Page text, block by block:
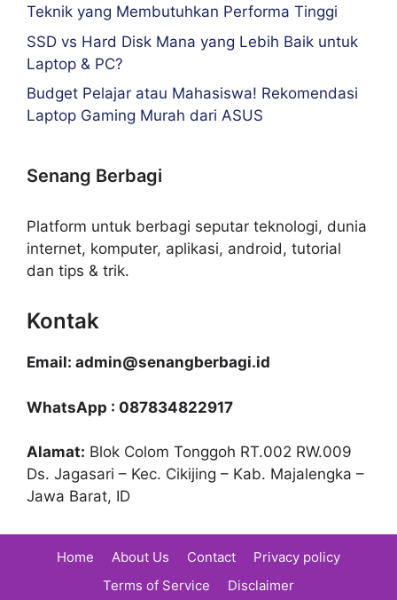
Teknik yang Membutuhkan Performa Tinggi
SSD vs Hard Disk Mana yang Lebih Baik untuk
Laptop & PC?
Budget Pelajar atau Mahasiswa! Rekomendasi
Laptop Gaming Murah dari ASUS
Senang Berbagi
Platform untuk berbagi seputar teknologi, dunia
internet, komputer, aplikasi, android, tutorial
dan tips & trik.
Kontak
Email: admin@senangberbagi.id
WhatsApp : 087834822917
Alamat: Blok Colom Tonggoh RT.002 RW.009
Ds. Jagasari – Kec. Cikijing – Kab. Majalengka –
Jawa Barat, ID
Home About Us Contact
Privacy policy
Terms of Service
Disclaimer